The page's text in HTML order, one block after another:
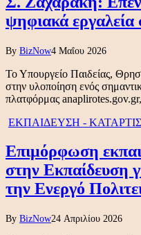
ψηφιακά εργαλεία
By BizNow4 Μαΐου 2026
Το Υπουργείο Παιδείας,
στην υλοποίηση ενός
πλατφόρμας
ΕΚΠΑΙΔΕΥΣΗ -
Επιμόρφωση
στην Εκπαίδευση
την Ενεργό
By BizNow24 Απριλίου 2026